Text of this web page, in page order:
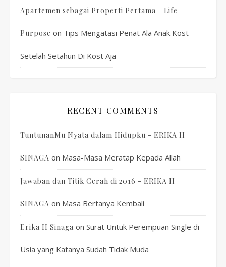
Apartemen sebagai Properti Pertama - Life
Purpose on Tips Mengatasi Penat Ala Anak Kost
Setelah Setahun Di Kost Aja
RECENT COMMENTS
TuntunanMu Nyata dalam Hidupku - ERIKA H
SINAGA on Masa-Masa Meratap Kepada Allah
Jawaban dan Titik Cerah di 2016 - ERIKA H
SINAGA on Masa Bertanya Kembali
Erika H Sinaga on Surat Untuk Perempuan Single di
Usia yang Katanya Sudah Tidak Muda